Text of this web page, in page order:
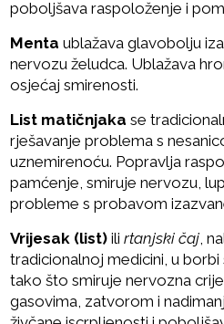
poboljšava raspoloženje i
Menta ublažava glavobolju
nervozu želudca. Ublažava
osjećaj smirenosti.
List matičnjaka se
rješavanje problema s
uznemirenoću. Popravlja
pamćenje, smiruje nervozu,
probleme s probavom
Vrijesak (list) ilirtanjski čaj ,
tradicionalnoj medicini, u
tako što smiruje nervozna
gasovima, zatvorom i